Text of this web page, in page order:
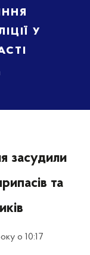
у
засудили
та
о 10:17